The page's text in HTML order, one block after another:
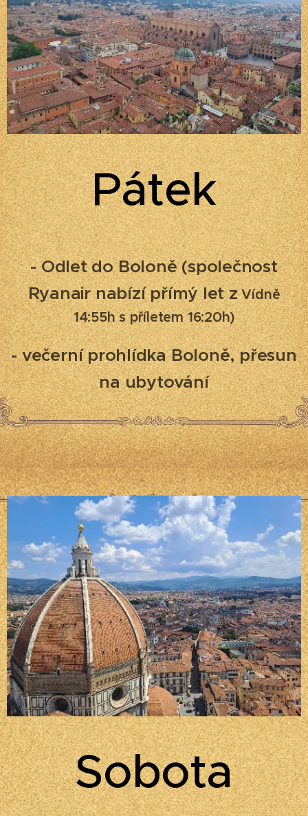
Pátek
- Odlet do Boloně (společnost
Ryanair nabízí přímý let z Vídně
14:55h s příletem 16:20h)
- večerní prohlídka Boloně, přesun
na ubytování
Sobota